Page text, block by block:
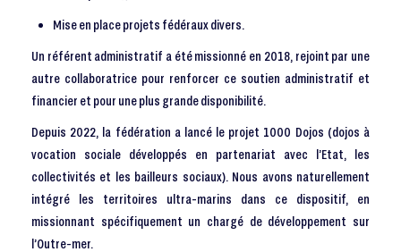
Mise en place projets fédéraux divers.
Un référent administratif a été missionné en 2018, rejoint par une
autre collaboratrice pour renforcer ce soutien administratif et
financier et pour une plus grande disponibilité.
Depuis 2022, la fédération a lancé le projet 1000 Dojos (dojos à
vocation sociale développés en partenariat avec l’Etat, les
collectivités et les bailleurs sociaux). Nous avons naturellement
intégré les territoires ultra-marins dans ce dispositif, en
missionnant spécifiquement un chargé de développement sur
l’Outre-mer.